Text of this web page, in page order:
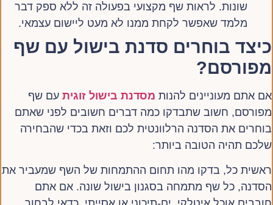
שונות. לראות שף מקצועי בפעולה זה ללא ספק דבר
מלמד שאפשר לקחת ממנו לא מעט ליישום עצמאי.
כיצד בוחרים סדנת בישול עם שף
מפורסם?
אם אתם מעוניינים להנות מסדנת בישול זוגית עם שף
מפורסם, חשוב שתבדקו כמה דברים חשובים לפני שאתם
בוחרים את הסדנה הרלוונטית לכם וזאת בכדי שהבחירה
שלכם תהיה הטובה ביותר:
ראשית כל, בדקו מהו תחום ההתמחות של השף שמעביר את
הסדנה, כל שף מתמחה בסגנון בישול שונה. אם אתם